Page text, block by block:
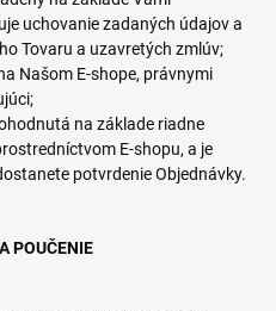
uchovanie zadaných údajov a
Tovaru a uzavretých zmlúv;
Našom E-shope, právnymi
na základe riadne
E-shopu, a je
potvrdenie Objednávky.
POUČENIE